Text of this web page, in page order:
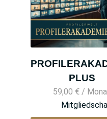
PLUS
59,00 € /